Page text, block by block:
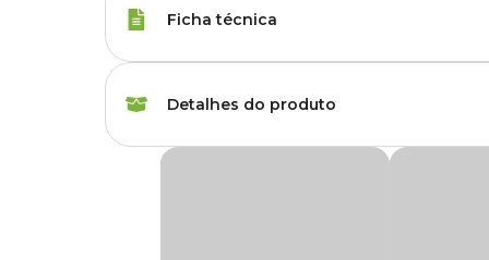
Ficha técnica
Tipo da Ração Premium
Detalhes do produto